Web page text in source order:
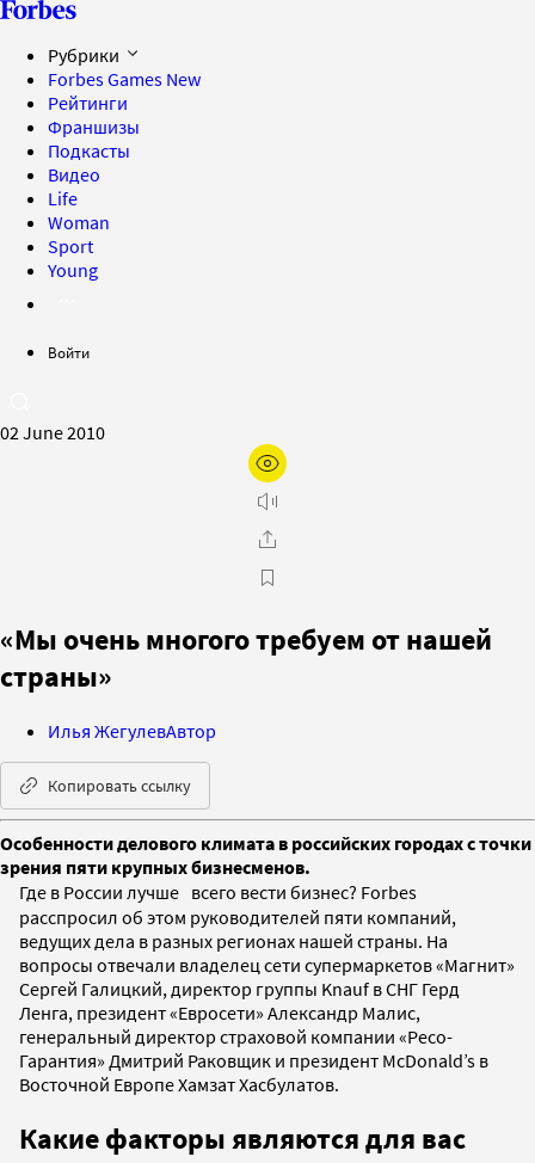
Рубрики
Forbes Games New
Рейтинги
Франшизы
Подкасты
Видео
Life
Woman
Sport
Young
Войти
02 June 2010
«Мы очень многого требуем от нашей
страны»
Илья ЖегулевАвтор
Копировать ссылку
Особенности делового климата в российских городах с точки
зрения пяти крупных бизнесменов.
Где в России лучше всего вести бизнес? Forbes
расспросил об этом руководителей пяти компаний,
ведущих дела в разных регионах нашей страны. На
вопросы отвечали владелец сети супермаркетов «Магнит»
Сергей Галицкий, директор группы Knauf в СНГ Герд
Ленга, президент «Евросети» Александр Малис,
генеральный директор страховой компании «Ресо-
Гарантия» Дмитрий Раковщик и президент McDonald’s в
Восточной Европе Хамзат Хасбулатов.
Какие факторы являются для вас